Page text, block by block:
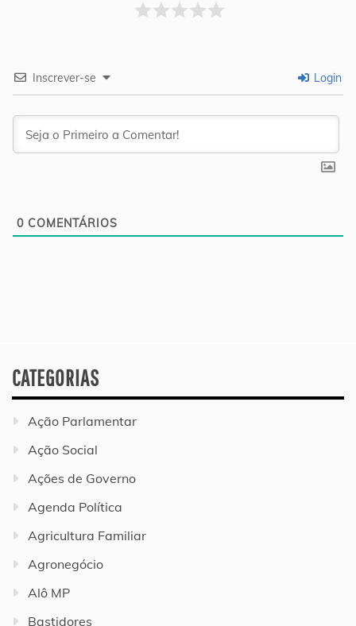
Inscrever-se Login
0 COMENTÁRIOS
CATEGORIAS
Ação Parlamentar
Ação Social
Ações de Governo
Agenda Política
Agricultura Familiar
Agronegócio
Alô MP
Bastidores